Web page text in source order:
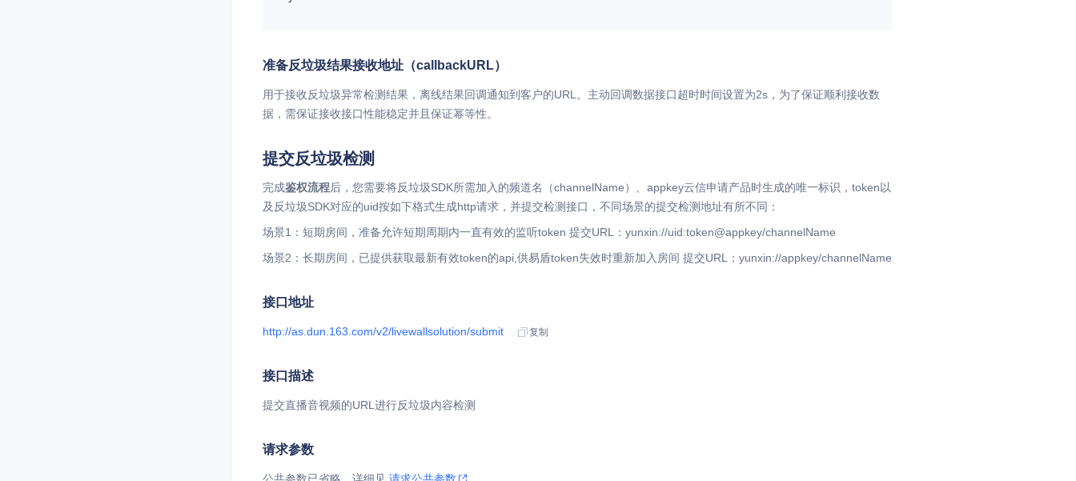
准备反垃圾结果接收地址（callbackURL）
用于接收反垃圾异常检测结果，离线结果回调通知到客户的URL。主动回调数据接口超时时间设置为2s，为了保证顺利接收数
据，需保证接收接口性能稳定并且保证幂等性。
提交反垃圾检测
完成鉴权流程后，您需要将反垃圾SDK所需加入的频道名（channelName）、appkey云信申请产品时生成的唯一标识，token以
及反垃圾SDK对应的uid按如下格式生成http请求，并提交检测接口，不同场景的提交检测地址有所不同：
场景1：短期房间，准备允许短期周期内一直有效的监听token 提交URL：yunxin://uid:token@appkey/channelName
场景2：长期房间，已提供获取最新有效token的api,供易盾token失效时重新加入房间 提交URL：yunxin://appkey/channelName
接口地址
http://as.dun.163.com/v2/livewallsolution/submit 复制
接口描述
提交直播音视频的URL进行反垃圾内容检测
请求参数